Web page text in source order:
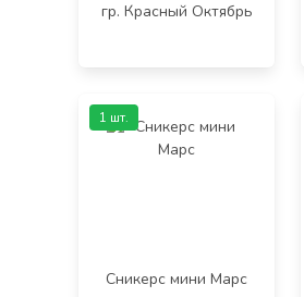
гр. Красный Октябрь
Сникерс мини Марс
1 шт.